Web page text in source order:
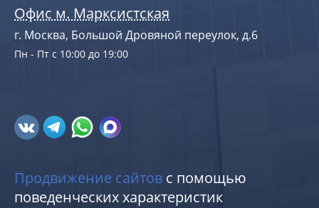
Офис м. Марксистская
г. Москва, Большой Дровяной переулок, д.6
Пн - Пт с 10:00 до 19:00
Продвижение сайтов с помощью
поведенческих характеристик